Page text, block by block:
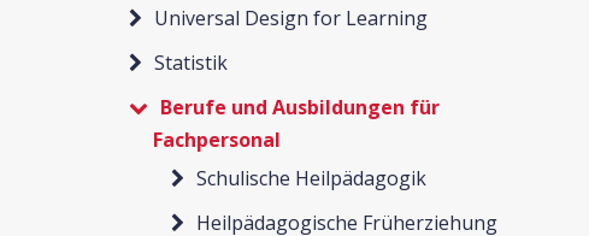
Universal Design for Learning
Statistik
Berufe und Ausbildungen für
Fachpersonal
Schulische Heilpädagogik
Heilpädagogische Früherziehung